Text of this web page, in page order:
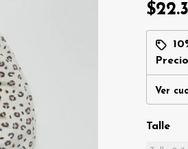
Ver
Talle